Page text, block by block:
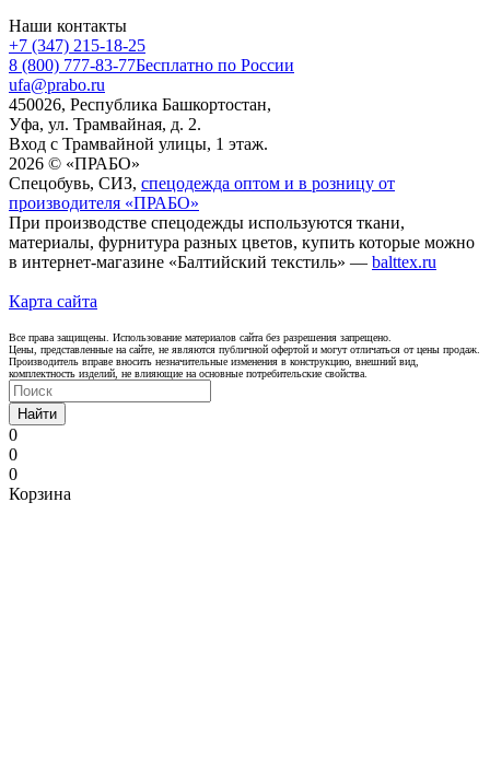
Наши контакты
+7 (347) 215-18-25
8 (800) 777-83-77Бесплатно по России
ufa@prabo.ru
450026, Республика Башкортостан,
Уфа, ул. Трамвайная, д. 2.
Вход с Трамвайной улицы, 1 этаж.
2026 © «ПРАБО»
Спецобувь, СИЗ, спецодежда оптом и в розницу от
производителя «ПРАБО»
При производстве спецодежды используются ткани,
материалы, фурнитура разных цветов, купить которые можно
в интернет-магазине «Балтийский текстиль» — balttex.ru
Карта сайта
Все права защищены. Использование материалов сайта без разрешения запрещено.
Цены, представленные на сайте, не являются публичной офертой и могут отличаться от цены продаж.
Производитель вправе вносить незначительные изменения в конструкцию, внешний вид,
комплектность изделий, не влияющие на основные потребительские свойства.
Найти
0
0
0
Корзина